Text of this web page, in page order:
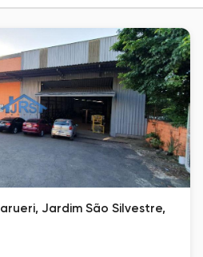
Jardim São Silvestre,